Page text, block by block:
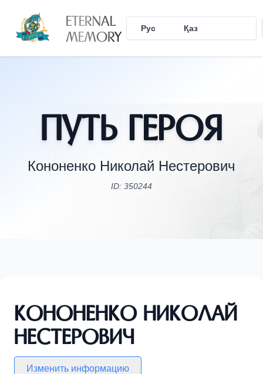
ETERNAL
MEMORY Рус Қаз
Путь Героя
Кононенко Николай Нестерович
ID: 350244
Кононенко Николай
Нестерович
Изменить информацию